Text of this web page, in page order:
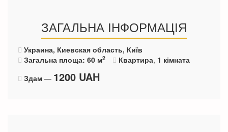
ЗАГАЛЬНА ІНФОРМАЦІЯ
Украина, Киевская область, Київ
Загальна площа: 60 м2 Квартира, 1 кімната
Здам — 1200 UAH